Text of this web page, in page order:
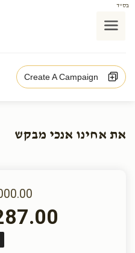
בס"ד
Create A Campaign
את אחינו אנכי מבקש